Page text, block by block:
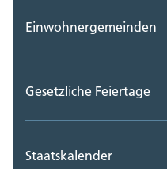
Einwohnergemeinden
Gesetzliche Feiertage
Staatskalender